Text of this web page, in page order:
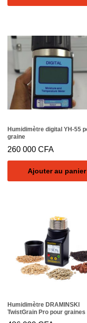
Humidimètre digital YH-55
graine
260 000 CFA
Ajouter au panier
Humidimètre DRAMINSKI
TwistGrain Pro pour graines